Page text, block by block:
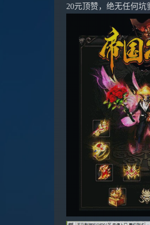
20元顶赞，绝无任何坑